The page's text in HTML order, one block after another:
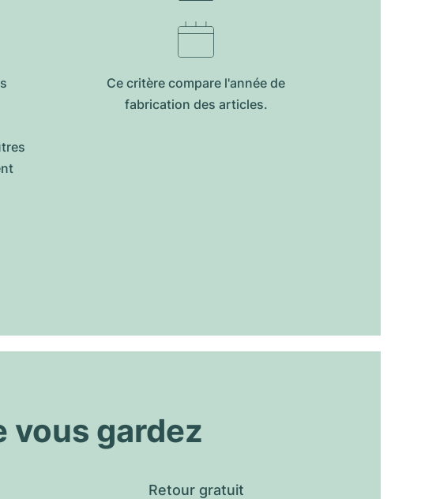
Ce critère compare l'année de
fabrication des articles.
vous gardez
Retour gratuit